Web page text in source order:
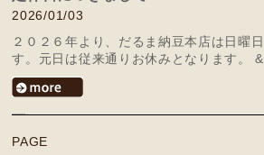
2026/01/03
２０２６年より、だるま納豆本店は日曜
す。元日は従来通りお休みとなります。
PAGE